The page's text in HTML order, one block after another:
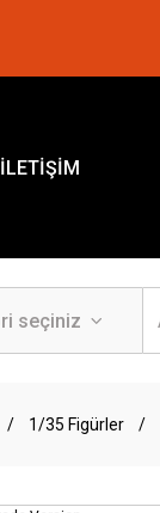
İLETİŞİM
1/35 Figürler